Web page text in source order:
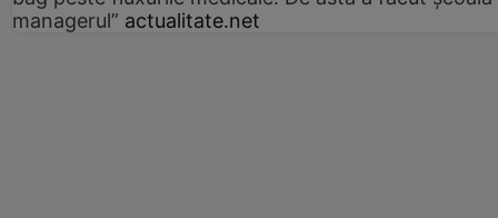
managerul” actualitate.net